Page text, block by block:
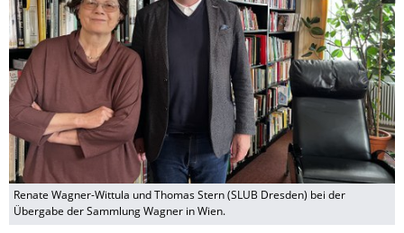
Renate Wagner-Wittula und Thomas Stern (SLUB Dresden) bei der
Übergabe der Sammlung Wagner in Wien.